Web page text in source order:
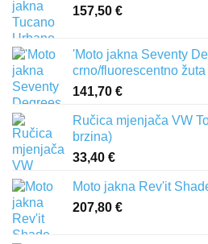
157,50 €
'Moto jakna Seventy
crno/fluorescentno žuta
141,70 €
Ručica mjenjača VW
brzina)
33,40 €
Moto jakna Rev'it
207,80 €